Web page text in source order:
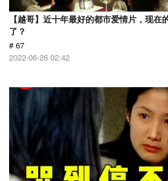
【越哥】近十年最好的都市爱情片，现在
了？
# 67
2022-06-26 02:42